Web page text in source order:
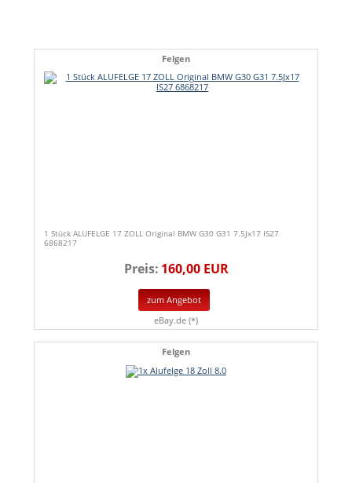
Felgen
1 Stück ALUFELGE 17 ZOLL Original BMW G30 G31 7.5Jx17 IS27
6868217
Preis: 160,00 EUR
zum Angebot
eBay.de (*)
Felgen